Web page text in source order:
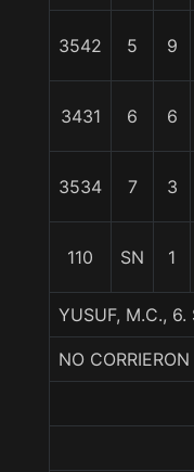
3542 5 9
3431 6 6
3534 7 3
110 SN 1
YUSUF, M.C., 6.
NO